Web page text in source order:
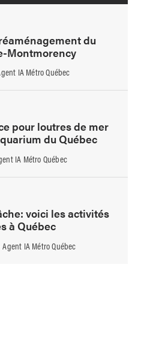
du
Montmorency
IA Métro Québec
pour loutres de mer
du Québec
IA Métro Québec
voici les activités
à Québec
Agent IA Métro Québec